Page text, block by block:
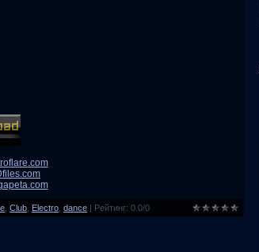
Club Electro dance | Рейтинг: 0.0/0